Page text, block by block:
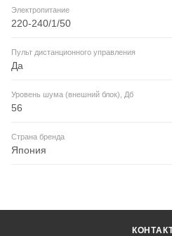
Электропитание
220-240/1/50
Пульт дистанционного управления
Да
Уровень шума (внешний блок), Дб
56
Страна бренда
Япония